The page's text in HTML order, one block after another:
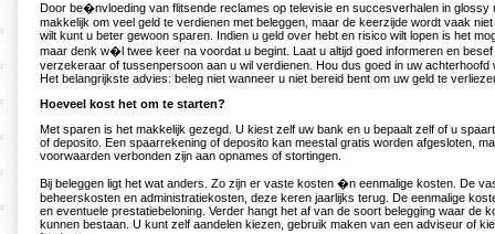
Door be�nvloeding van flitsende reclames op televisie en succesverhalen in glossy
makkelijk om veel geld te verdienen met beleggen, maar de keerzijde wordt vaak
wilt kunt u beter gewoon sparen. Indien u geld over hebt en risico wilt lopen is het
maar denk w�l twee keer na voordat u begint. Laat u altijd goed informeren en
verzekeraar of tussenpersoon aan u wil verdienen. Hou dus goed in uw achterhoofd
Het belangrijkste advies: beleg niet wanneer u niet bereid bent om uw geld te
Hoeveel kost het om te starten?
Met sparen is het makkelijk gezegd. U kiest zelf uw bank en u bepaalt zelf of u
of deposito. Een spaarrekening of deposito kan meestal gratis worden afgesloten,
voorwaarden verbonden zijn aan opnames of stortingen.
Bij beleggen ligt het wat anders. Zo zijn er vaste kosten �n eenmalige kosten. De
beheerskosten en administratiekosten, deze keren jaarlijks terug. De eenmalige
en eventuele prestatiebeloning. Verder hangt het af van de soort belegging waar de
kunnen bestaan. U kunt zelf aandelen kiezen, gebruik maken van een adviseur of